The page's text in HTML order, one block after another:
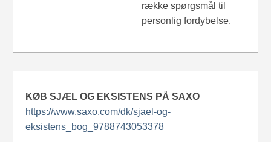
række spørgsmål til
personlig fordybelse.
KØB SJÆL OG EKSISTENS PÅ SAXO
https://www.saxo.com/dk/sjael-og-
eksistens_bog_9788743053378